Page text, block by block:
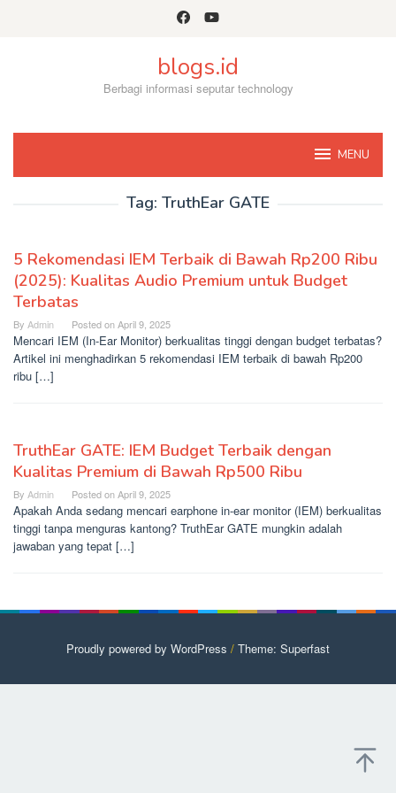
blogs.id
Berbagi informasi seputar technology
MENU
Tag: TruthEar GATE
5 Rekomendasi IEM Terbaik di Bawah Rp200 Ribu
(2025): Kualitas Audio Premium untuk Budget
Terbatas
By Admin Posted onApril 9, 2025
Mencari IEM (In-Ear Monitor) berkualitas tinggi dengan budget terbatas?
Artikel ini menghadirkan 5 rekomendasi IEM terbaik di bawah Rp200
ribu […]
TruthEar GATE: IEM Budget Terbaik dengan
Kualitas Premium di Bawah Rp500 Ribu
By Admin Posted onApril 9, 2025
Apakah Anda sedang mencari earphone in-ear monitor (IEM) berkualitas
tinggi tanpa menguras kantong? TruthEar GATE mungkin adalah
jawaban yang tepat […]
Proudly powered by WordPress / Theme: Superfast